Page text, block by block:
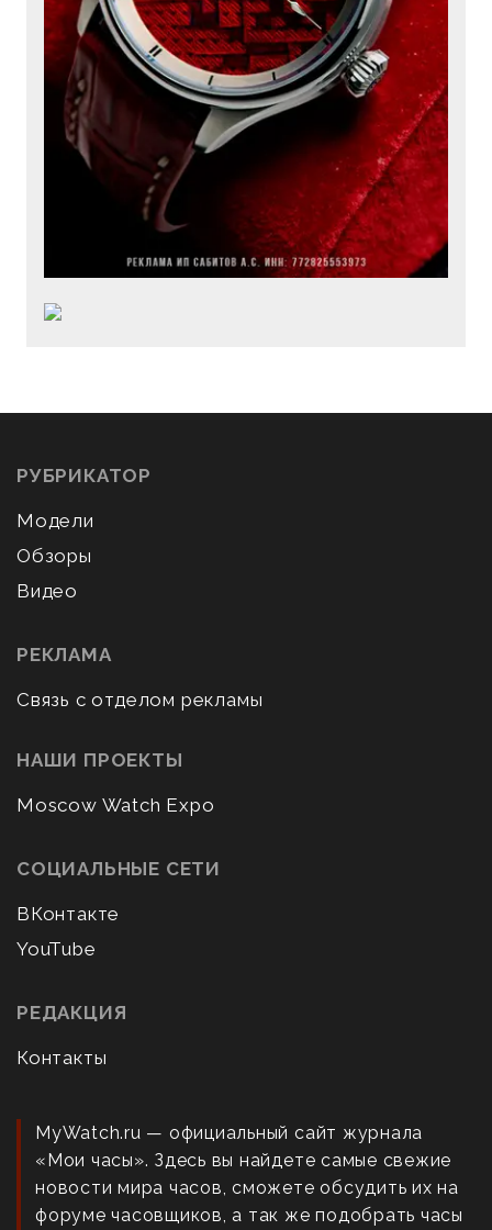
РУБРИКАТОР
Модели
Обзоры
Видео
РЕКЛАМА
Связь с отделом рекламы
НАШИ ПРОЕКТЫ
Moscow Watch Expo
СОЦИАЛЬНЫЕ СЕТИ
ВКонтакте
YouTube
РЕДАКЦИЯ
Контакты
MyWatch.ru — официальный сайт журнала
«Мои часы». Здесь вы найдете самые свежие
новости мира часов, сможете обсудить их на
форуме часовщиков, а так же подобрать часы